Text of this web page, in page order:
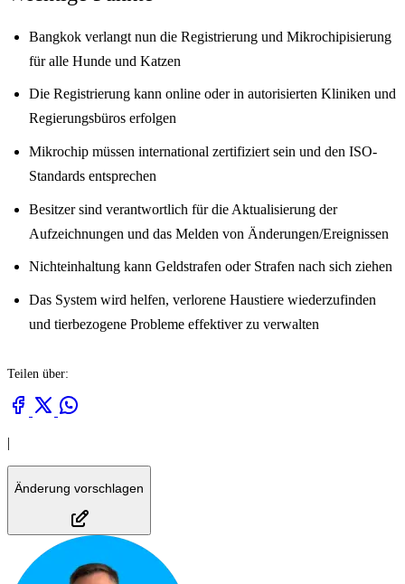
Bangkok verlangt nun die Registrierung und Mikrochipisierung
für alle Hunde und Katzen
Die Registrierung kann online oder in autorisierten Kliniken und
Regierungsbüros erfolgen
Mikrochip müssen international zertifiziert sein und den ISO-
Standards entsprechen
Besitzer sind verantwortlich für die Aktualisierung der
Aufzeichnungen und das Melden von Änderungen/Ereignissen
Nichteinhaltung kann Geldstrafen oder Strafen nach sich ziehen
Das System wird helfen, verlorene Haustiere wiederzufinden
und tierbezogene Probleme effektiver zu verwalten
Teilen über:
|
Änderung vorschlagen